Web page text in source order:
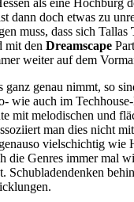
als eine Hochburg
dann doch etwas zu
muss, dass sich Tallas
mit den Dreamscape
weiter auf dem
ganz genau nimmt, so
wie auch im
mit melodischen und
man dies nicht
vielschichtig wie
die Genres immer mal
Schubladendenken